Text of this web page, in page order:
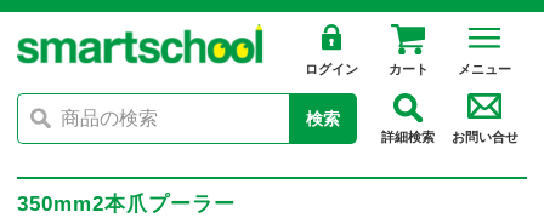
ログイン カート メニュー
検索
詳細検索 お問い合せ
350mm2本爪プーラー